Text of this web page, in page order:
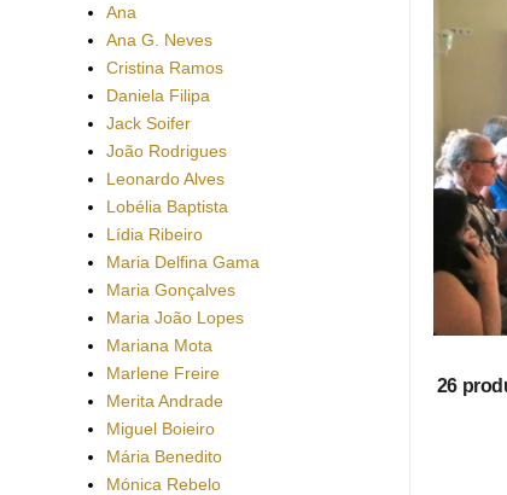
26
Ana
Ana G. Neves
Cristina Ramos
Daniela Filipa
Jack Soifer
João Rodrigues
Leonardo Alves
Lobélia Baptista
Lídia Ribeiro
Maria Delfina Gama
Maria Gonçalves
Maria João Lopes
Mariana Mota
Marlene Freire
Merita Andrade
Miguel Boieiro
Mária Benedito
Mónica Rebelo